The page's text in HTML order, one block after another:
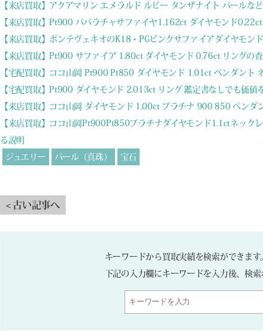
【来店買取】アクアマリン エメラルド ルビー タンザナイト パールな
【来店買取】Pt900 パパラチャサファイヤ1.162ct ダイヤモンド
【来店買取】ポンテヴェキオのK18・PGピンクサファイアダイヤモン
【来店買取】Pt900 サファイア 1.80ct ダイヤモンド 0.76ct リングの
【宅配買取】ココ山岡 Pt900 Pt850 ダイヤモンド 1.01ct ペンダント
【宅配買取】Pt900 ダイヤモンド 2.013ct リング 鑑定書なしでも価値
【来店買取】ココ山岡 ダイヤモンド 1.00ct プラチナ 900 850 ペンダ
【来店買取】ココ山岡Pt900Pt850プラチナダイヤモンド1.1ctネック
る説明
ジュエリー
パール（真珠） 宝石
< 古い記事へ
キーワードから買取実績を検索ができます
下記の入力欄にキーワードを入力後、検